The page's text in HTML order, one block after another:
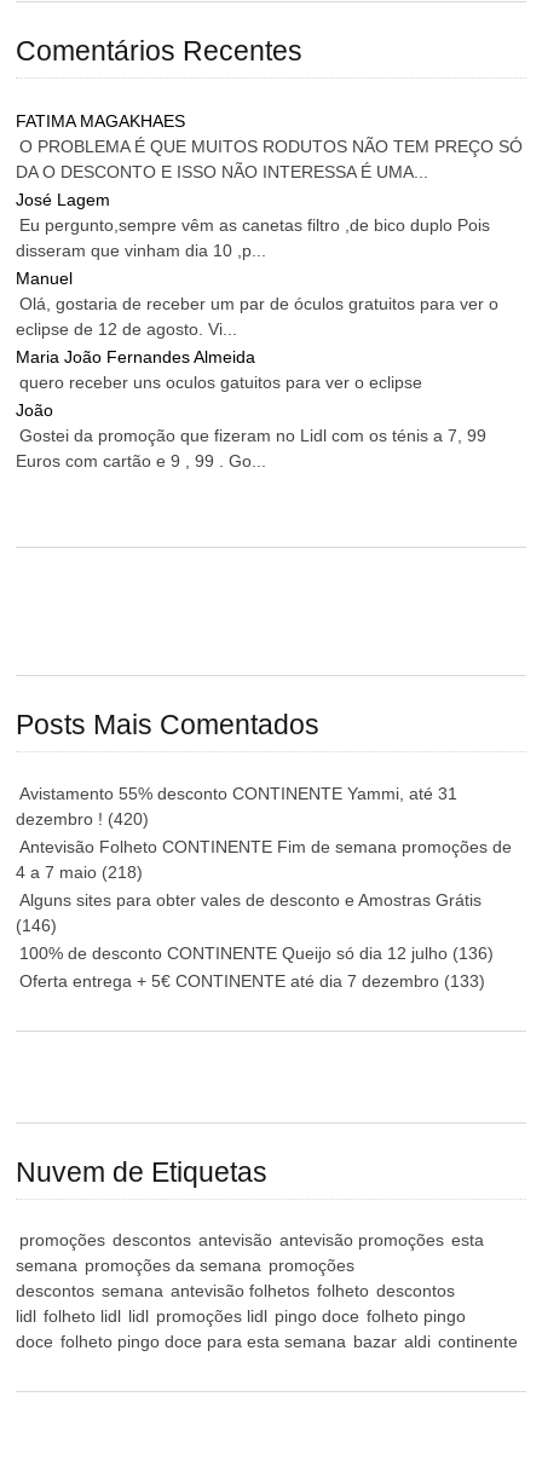
Comentários Recentes
FATIMA MAGAKHAES
O PROBLEMA É QUE MUITOS RODUTOS NÃO TEM PREÇO SÓ
DA O DESCONTO E ISSO NÃO INTERESSA É UMA...
José Lagem
Eu pergunto,sempre vêm as canetas filtro ,de bico duplo Pois
disseram que vinham dia 10 ,p...
Manuel
Olá, gostaria de receber um par de óculos gratuitos para ver o
eclipse de 12 de agosto. Vi...
Maria João Fernandes Almeida
quero receber uns oculos gatuitos para ver o eclipse
João
Gostei da promoção que fizeram no Lidl com os ténis a 7, 99
Euros com cartão e 9 , 99 . Go...
Posts Mais Comentados
Avistamento 55% desconto CONTINENTE Yammi, até 31
dezembro ! (420)
Antevisão Folheto CONTINENTE Fim de semana promoções de
4 a 7 maio (218)
Alguns sites para obter vales de desconto e Amostras Grátis
(146)
100% de desconto CONTINENTE Queijo só dia 12 julho (136)
Oferta entrega + 5€ CONTINENTE até dia 7 dezembro (133)
Nuvem de Etiquetas
promoções descontos antevisão antevisão promoções esta
semana promoções da semana promoções
descontos semana antevisão folhetos folheto descontos
lidl folheto lidl lidl promoções lidl pingo doce folheto pingo
doce folheto pingo doce para esta semana bazar aldi continente